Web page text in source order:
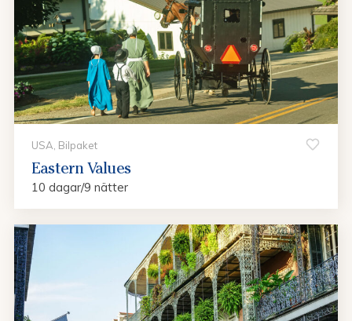
USA, Bilpaket
Eastern Values
10 dagar/9 nätter